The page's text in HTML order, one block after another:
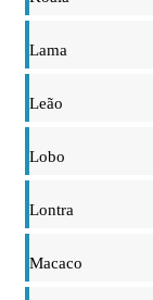
Lama
Leão
Lobo
Lontra
Macaco